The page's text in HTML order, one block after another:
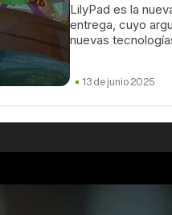
LilyPad es la
entrega, cuyo
nuevas
13 de junio 2025